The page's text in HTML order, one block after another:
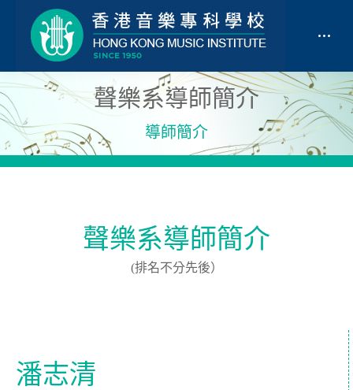
聲樂系導師簡介
導師簡介
聲樂系導師簡介
(排名不分先後）
潘志清